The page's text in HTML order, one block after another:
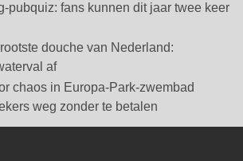
pubquiz: fans kunnen dit jaar twee keer
douche van Nederland:
af
chaos in Europa-Park-zwembad
weg zonder te betalen